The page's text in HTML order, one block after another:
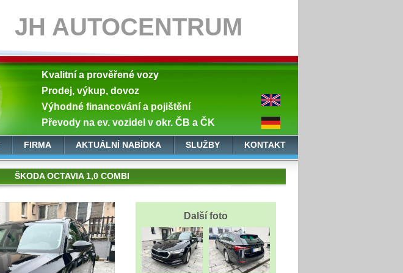
JH AUTOCENTRUM
Kvalitní a prověřené vozy
Prodej, výkup, dovoz
Výhodné financování a pojištění
Převody na ev. vozidel v okr. ČB a ČK
FIRMA AKTUÁLNÍ NABÍDKA SLUŽBY KONTAKT
ŠKODA OCTAVIA 1,0 COMBI
Další foto